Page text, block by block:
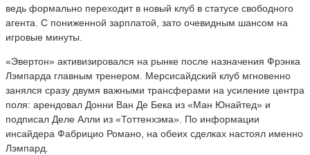
ведь формально переходит в новый клуб в статусе свободного
агента. С пониженной зарплатой, зато очевидным шансом на
игровые минуты.
«Эвертон» активизировался на рынке после назначения Фрэнка
Лэмпарда главным тренером. Мерсисайдский клуб мгновенно
занялся сразу двумя важными трансферами на усиление центра
поля: арендовал Донни Ван Де Бека из «Ман Юнайтед» и
подписал Деле Алли из «Тоттенхэма». По информации
инсайдера Фабрицио Романо, на обеих сделках настоял именно
Лэмпард.